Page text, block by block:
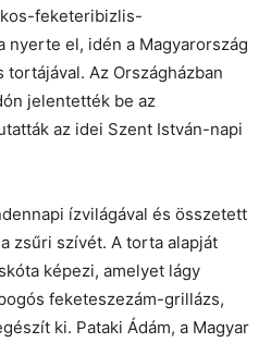
feketeribizlis-
nyerte el, idén a Magyarország
Az Országházban
jelentették be az
az idei Szent István-napi
ízvilágával és összetett
zsűri szívét. A torta alapját
képezi, amelyet lágy
feketeszezám-grillázs,
ki. Pataki Ádám, a Magyar